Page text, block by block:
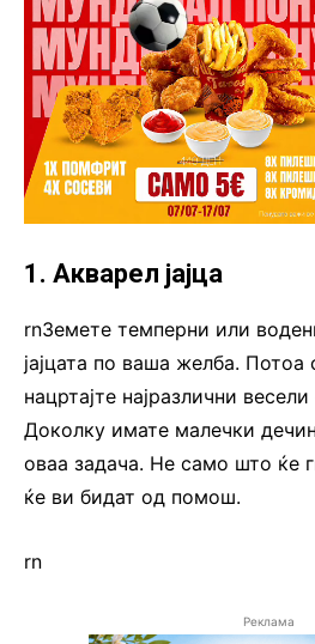
1. Акварел јајца
rnЗемете темперни или
јајцата по ваша желба.
нацртајте најразлични
Доколку имате малечки
оваа задача. Не само што ќе
ќе ви бидат од помош.
rn
Реклама